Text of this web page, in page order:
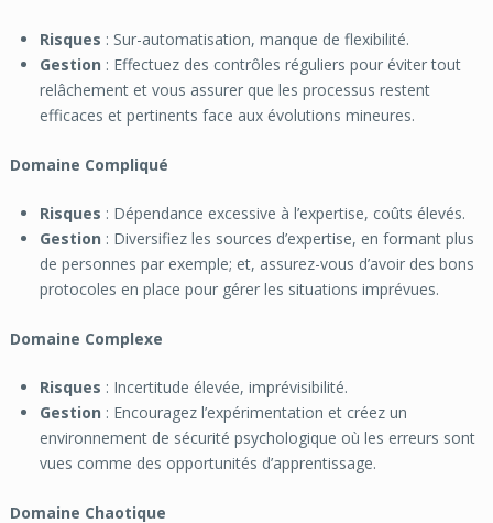
Risques : Sur-automatisation, manque de flexibilité.
Gestion : Effectuez des contrôles réguliers pour éviter tout
relâchement et vous assurer que les processus restent
efficaces et pertinents face aux évolutions mineures.
Domaine Compliqué
Risques : Dépendance excessive à l’expertise, coûts élevés.
Gestion : Diversifiez les sources d’expertise, en formant plus
de personnes par exemple; et, assurez-vous d’avoir des bons
protocoles en place pour gérer les situations imprévues.
Domaine Complexe
Risques : Incertitude élevée, imprévisibilité.
Gestion : Encouragez l’expérimentation et créez un
environnement de sécurité psychologique où les erreurs sont
vues comme des opportunités d’apprentissage.
Domaine Chaotique